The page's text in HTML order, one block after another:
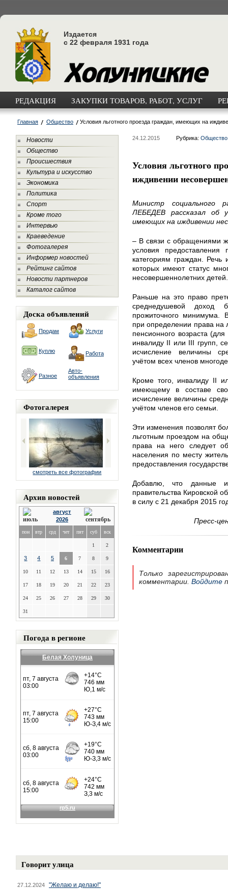
Издается
с 22 февраля 1931 года
РЕДАКЦИЯ ЗАКУПКИ ТОВАРОВ, РАБОТ, УСЛУГ
Главная Общество Условия льготного проезда граждан, имеющих на
Новости
Общество
Происшествия
Культура и искусство
Экономика
Политика
Спорт
Кроме того
Интервью
Краеведение
Фотогалерея
Информер новостей
Рейтинг сайтов
Новости партнеров
Каталог сайтов
Доска объявлений
Продам Услуги
Куплю Работа
Разное
Авто-
объявления
Фотогалерея
смотреть все фотографии
Архив новостей
август
2026
пон втр срд чет пят суб вск
1 2
3 4 5 6 7 8 9
10 11 12 13 14 15 16
17 18 19 20 21 22 23
24 25 26 27 28 29 30
31
Погода в регионе
Белая Холуница
24.12.2015 Рубрика: Общество
Условия льготного
иждивении
Министр социального
ЛЕБЕДЕВ рассказал об
имеющих на иждивении
– В связи с обращениями
условия
категориям граждан.
которых имеют статус
несовершеннолетних детей.
Раньше на это право
среднедушевой
прожиточного минимума.
при определении права на
пенсионного возраста
инвалиду II или III групп,
исчисление величины
учётом всех членов
Кроме того, инвалиду II
имеющему в составе
исчисление величины
учётом членов его семьи.
Эти изменения позволят
льготным проездом на
права на него следует
населения по месту
предоставления
Добавлю, что данные
правительства Кировской
в силу с 21 декабря 2015
Пресс-
Комментарии
Только
комментарии. Войдите
Говорит улица
27.12.2024 "Желаю и делаю!"